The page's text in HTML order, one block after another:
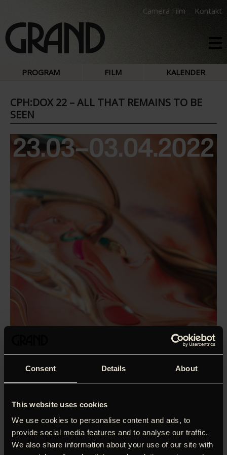
Consent Details About
This website uses cookies
We use cookies to personalise content and ads, to
provide social media features and to analyse our traffic.
We also share information about your use of our site with
Camera Film Kontakt
PROGRAM FILM KALENDER
CPH:DOX 22 – ALL THAT REMAINS TO BE
SEEN